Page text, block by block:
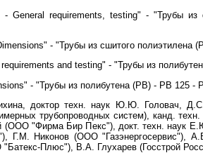
General requirements, testing" - "Трубы
- "Трубы из сшитого полиэтилена
and testing" - "Трубы из
- "Трубы из полибутена (РВ) - РВ 125 -
доктор техн. наук Ю.Ю. Головач,
трубопроводных систем), канд.
(ООО "Фирма Бир Пекс"), докт. техн.
Никонов (ООО "Газэнергосервис"),
Плюс"), В.А. Глухарев (Госстрой